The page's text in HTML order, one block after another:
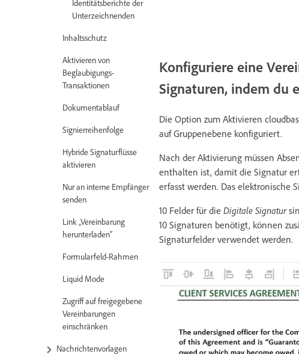
Identitätsberichte der
Unterzeichnenden
Inhaltsschutz
Aktivieren von
Beglaubigungs-
Transaktionen
Dokumentablauf
Signierreihenfolge
Hybride Signaturflüsse
aktivieren
Nur an interne Empfänger
senden
Link „Vereinbarung
herunterladen“
Formularfeld-Rahmen
Liquid Mode
Zugriff auf freigegebene
Vereinbarungen
einschränken
Nachrichtenvorlagen
Konfiguriere eine
Signaturen, indem du
Die Option zum Aktivieren
auf Gruppenebene konfiguriert.
Nach der Aktivierung müssen
enthalten ist, damit die Signatur
erfasst werden. Das elektronische
10 Felder für die Digitale Signatur
10 Signaturen benötigt, können
Signaturfelder verwendet werden.